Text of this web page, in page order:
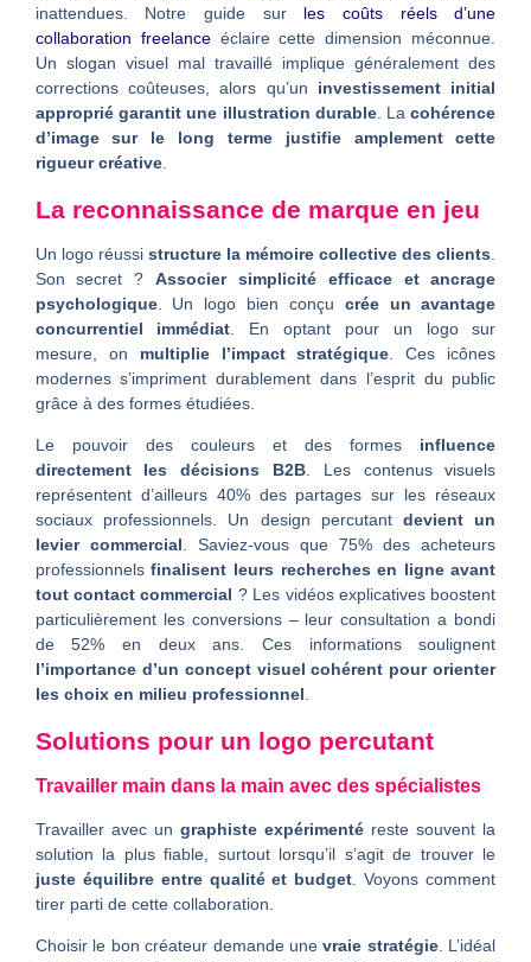
inattendues. Notre guide sur les coûts réels d’une
collaboration freelanceéclaire cette dimension méconnue.
Un slogan visuel mal travaillé implique généralement des
corrections coûteuses, alors qu’un investissement initial
approprié garantit une illustration durable. Lacohérence
d’image sur le long terme justifie amplement cette
rigueur créative.
La reconnaissance de marque en jeu
Un logo réussi structure la mémoire collective des clients
Son secret ?Associer simplicité efficace et ancrage
psychologique. Un logo bien conçu crée un avantage
concurrentiel immédiat . En optant pour un logo sur
mesure, on multiplie l’impact stratégique . Ces icônes
modernes s’impriment durablement dans l’esprit du public
grâce à des formes étudiées.
Le pouvoir des couleurs et des formes influence
directement les décisions B2B . Les contenus visuels
représentent d’ailleurs 40% des partages sur les réseaux
sociaux professionnels. Un design percutantdevient un
levier commercial . Saviez-vous que 75% des acheteurs
professionnelsfinalisent leurs recherches en ligne avant
tout contact commercial ? Les vidéos explicatives boostent
particulièrement les conversions – leur consultation a bondi
de 52% en deux ans. Ces informations soulignent
l’importance d’un concept visuel cohérent pour orienter
les choix en milieu professionnel
Solutions pour un logo percutant
Travailler main dans la main avec des spécialistes
Travailler avec un graphiste expérimenté reste souvent la
solution la plus fiable, surtout lorsqu’il s’agit de trouver le
juste équilibre entre qualité et budget. Voyons comment
tirer parti de cette collaboration.
Choisir le bon créateur demande unevraie stratégie. L’idéal